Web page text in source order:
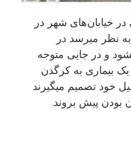
خيابان‌های شهر در
نظر میرسد در
و در جایی متوجه
بيماری به كرگدن
خود تصميم میگيرند
بودن پيش بروند.